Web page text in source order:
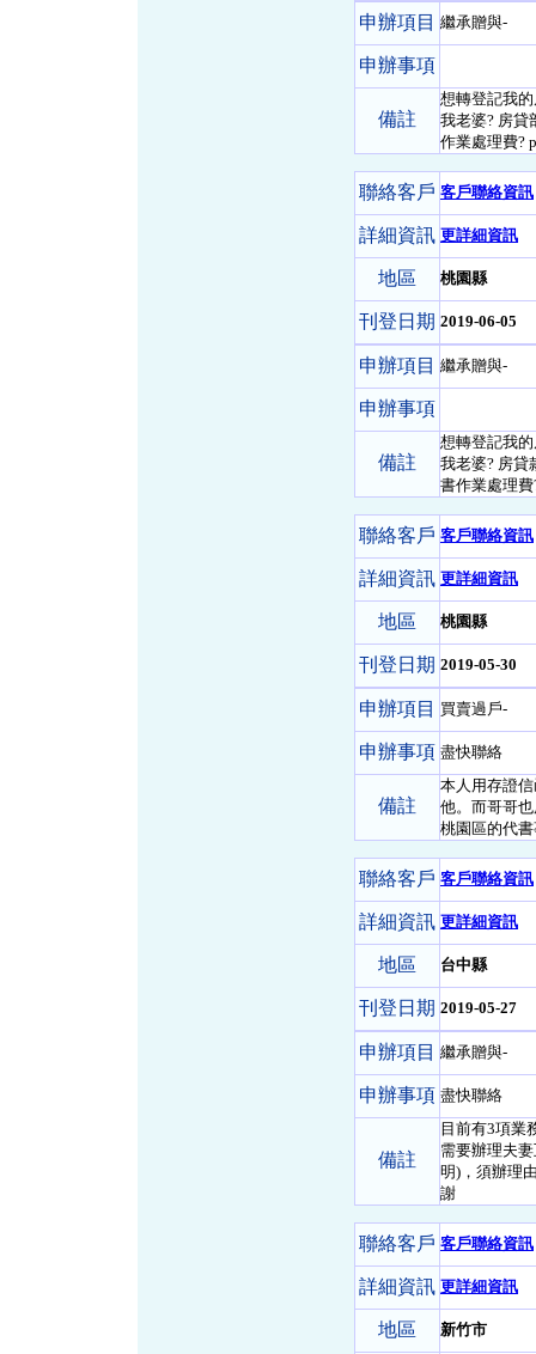
申辦項目 繼承贈與-
申辦事項
備註
想轉登記我
我老婆? 房貸
作業處理費?
聯絡客戶 客戶聯絡資訊
詳細資訊 更詳細資訊
地區 桃園縣
刊登日期 2019-06-05
申辦項目 繼承贈與-
申辦事項
備註
想轉登記我
我老婆? 房貸
書作業處理
聯絡客戶 客戶聯絡資訊
詳細資訊 更詳細資訊
地區 桃園縣
刊登日期 2019-05-30
申辦項目 買賣過戶-
申辦事項 盡快聯絡
備註
本人用存證
他。而哥哥
桃園區的代
聯絡客戶 客戶聯絡資訊
詳細資訊 更詳細資訊
地區 台中縣
刊登日期 2019-05-27
申辦項目 繼承贈與-
申辦事項 盡快聯絡
備註
目前有3項業
需要辦理夫
明)，須辦理
謝
聯絡客戶 客戶聯絡資訊
詳細資訊 更詳細資訊
地區 新竹市